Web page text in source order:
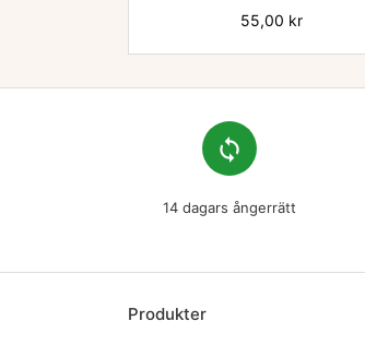
Pris
55,00 kr
loop
14 dagars ångerrätt
Produkter